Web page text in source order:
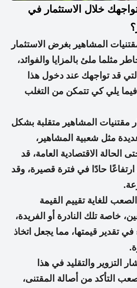
خلال الاستثمار في
المشاهير بغرض الاستثمار
مثلما ملئ بالمزايا والفوائد،
قد تواجهك عند دخول هذا
فيما يلي كي تتمكن من التغلب
مقتنيات المشاهير متقلبة بشكل
مثل شعبية المشاهير،
الحالة الاقتصادية العامة، قد
حادًا في فترة قصيرة، وقد
للغاية تقييم القيمة
خاصة تلك النادرة أو الفريدة،
تقدير قيمتها، مما يجعل اتخاذ
التزوير والتقليد في هذا
التأكد من أصالة المقتنى،